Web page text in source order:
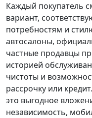
Каждый покупатель
вариант,
потребностям и
автосалоны,
частные продавцы
историей
чистоты и
рассрочку или
это выгодное
независимость,